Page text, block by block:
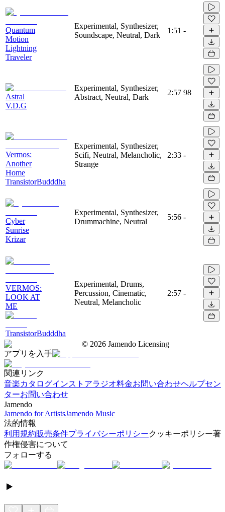
Quantum
Motion
Lightning
Traveler
Experimental, Synthesizer,
Soundscape, Neutral, Dark
1:51 -
Astral
V.D.G
Experimental, Synthesizer,
Abstract, Neutral, Dark
2:57 98
Vermos:
Another
Home
TransistorBudddha
Experimental, Synthesizer,
Scifi, Neutral, Melancholic,
Strange
2:33 -
Cyber
Sunrise
Krizar
Experimental, Synthesizer,
Drummachine, Neutral
5:56 -
VERMOS:
LOOK AT
ME
TransistorBudddha
Experimental, Drums,
Percussion, Cinematic,
Neutral, Melancholic
2:57 -
© 2026 Jamendo Licensing
アプリを入手
関連リンク
音楽カタログインストアラジオ料金お問い合わせヘルプセン
ターお問い合わせ
Jamendo
Jamendo for ArtistsJamendo Music
法的情報
利用規約販売条件プライバシーポリシークッキーポリシー著
作権侵害について
フォローする